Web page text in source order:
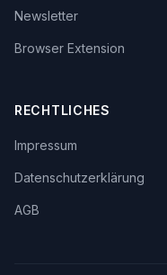
Newsletter
Browser Extension
RECHTLICHES
Impressum
Datenschutzerklärung
AGB